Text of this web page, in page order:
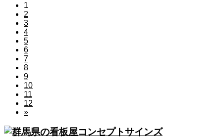
1
2
3
4
5
6
7
8
9
10
11
12
»